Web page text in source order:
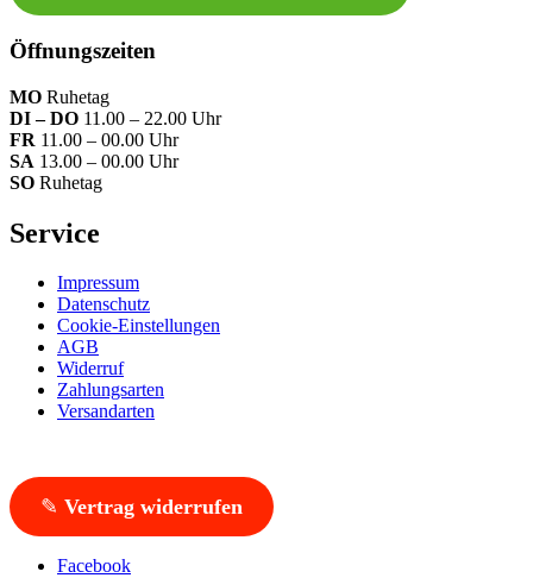
Öffnungszeiten
MO Ruhetag
DI – DO 11.00 – 22.00 Uhr
FR 11.00 – 00.00 Uhr
SA 13.00 – 00.00 Uhr
SO Ruhetag
Service
Impressum
Datenschutz
Cookie-Einstellungen
AGB
Widerruf
Zahlungsarten
Versandarten
✎ Vertrag widerrufen
Facebook